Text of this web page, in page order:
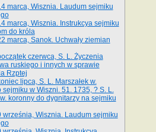
marca, Wisznia. Laudum sejmiku
marca, Wisznia. Instrukcya sejmiku
do króla
marca, Sanok. Uchwały ziemian
czerwca, S. L. Życzenia
ruskiego i innych w sprawie
Rzptej
lipca, S. L. Marszałek w.
sejmiku w Wiszni. 51. 1735, ? S. L.
w. koronny do dygnitarzy na sejmiku
września, Wisznia. Laudum sejmiku